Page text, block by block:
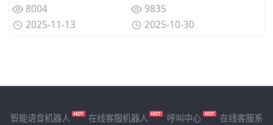
8004
2025-11-13
9835
2025-10-30
智能语音机器人 在线客服机器人 呼叫中心
在线客服系